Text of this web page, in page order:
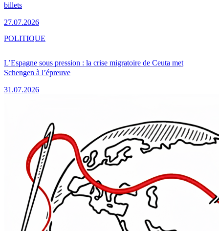
billets
27.07.2026
L’Espagne sous pression : la crise migratoire de Ceuta met
Schengen à l’épreuve
31.07.2026
POLITIQUE